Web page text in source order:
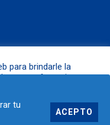
para brindarle la
sus preferencias y
acepta el uso de
tu
ACEPTO